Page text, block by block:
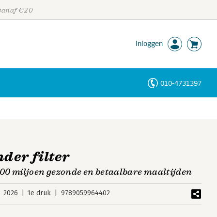
€20
Inloggen
010-4731397
filter
miljoen gezonde en betaalbare maaltijden
2026 1e druk 9789059964402
Personen